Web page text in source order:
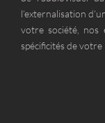
l’externalisation
votre société, nos
spécificités de